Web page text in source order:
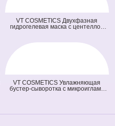
VT COSMETICS Двухфазная
гидрогелевая маска с центеллой
гр)
VT COSMETICS Увлажняющая
бустер-сыворотка с микроиглами